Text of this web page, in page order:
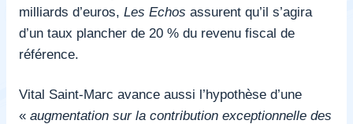
milliards d’euros, Les Echos assurent qu’il s’agira
d’un taux plancher de 20 % du revenu fiscal de
référence.
Vital Saint-Marc avance aussi l’hypothèse d’une
« augmentation sur la contribution exceptionnelle des